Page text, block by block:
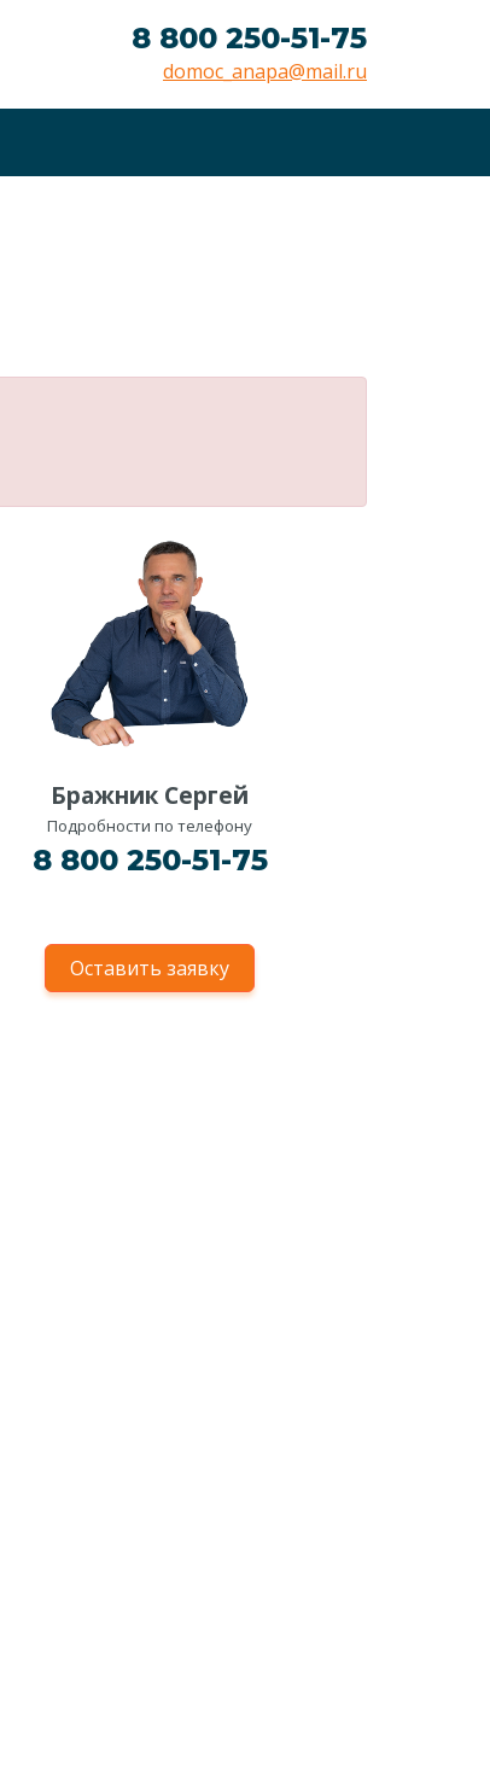
8 800 250-51-75
domoc_anapa@mail.ru
Бражник Сергей
Подробности по телефону
8 800 250-51-75
Оставить заявку